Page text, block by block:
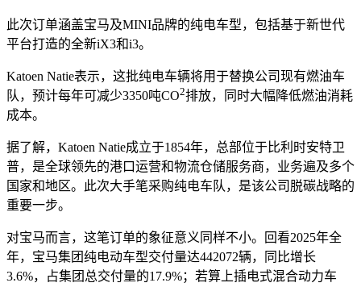
此次订单涵盖宝马及MINI品牌的纯电车型，包括基于新世代
平台打造的全新iX3和i3。
Katoen Natie表示，这批纯电车辆将用于替换公司现有燃油车
队，预计每年可减少3350吨CO2排放，同时大幅降低燃油消耗
成本。
据了解，Katoen Natie成立于1854年，总部位于比利时安特卫
普，是全球领先的港口运营和物流仓储服务商，业务遍及多个
国家和地区。此次大手笔采购纯电车队，是该公司脱碳战略的
重要一步。
对宝马而言，这笔订单的象征意义同样不小。回看2025年全
年，宝马集团纯电动车型交付量达442072辆，同比增长
3.6%，占集团总交付量的17.9%；若算上插电式混合动力车